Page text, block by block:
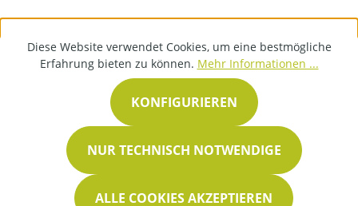
Diese Website verwendet Cookies, um eine bestmögliche
Erfahrung bieten zu können. Mehr Informationen ...
NUR TECHNISCH NOTWENDIGE
KONFIGURIEREN
ALLE COOKIES AKZEPTIEREN